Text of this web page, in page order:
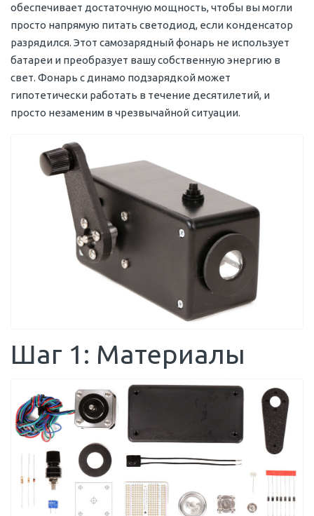
обеспечивает достаточную мощность, чтобы вы могли
просто напрямую питать светодиод, если конденсатор
разрядился. Этот самозарядный фонарь не использует
батареи и преобразует вашу собственную энергию в
свет. Фонарь с динамо подзарядкой может
гипотетически работать в течение десятилетий, и
просто незаменим в чрезвычайной ситуации.
Шаг 1: Материалы